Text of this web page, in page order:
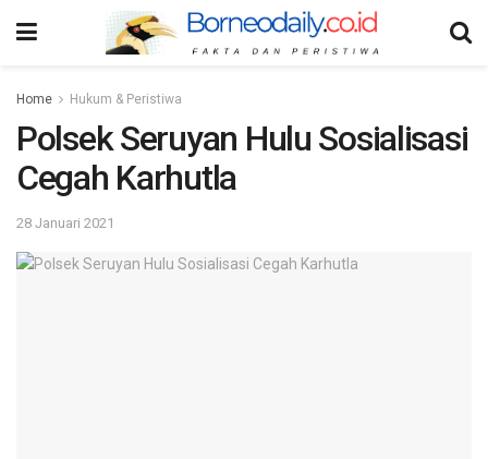
Home Hukum & Peristiwa
Polsek Seruyan Hulu Sosialisasi
Cegah Karhutla
28 Januari 2021